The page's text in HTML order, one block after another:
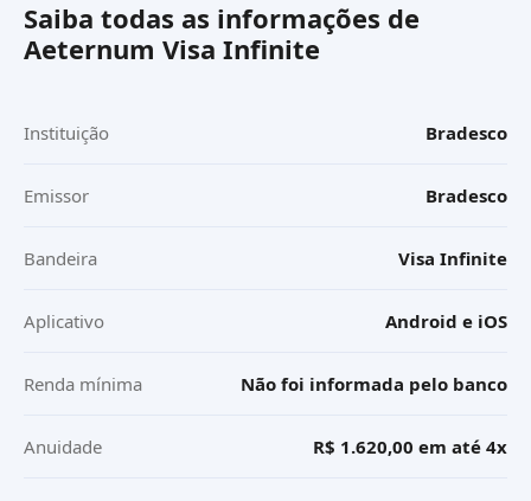
Saiba todas as informações de
Aeternum Visa Infinite
Instituição Bradesco
Emissor Bradesco
Bandeira Visa Infinite
Aplicativo Android e iOS
Renda mínima Não foi informada pelo banco
Anuidade R$ 1.620,00 em até 4x